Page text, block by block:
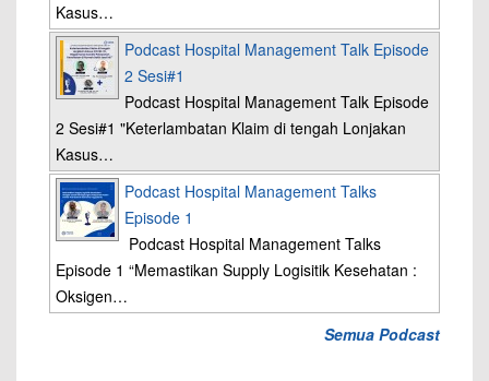
Kasus…
Podcast Hospital Management Talk Episode
2 Sesi#1
Podcast Hospital Management Talk Episode
2 Sesi#1 "Keterlambatan Klaim di tengah Lonjakan
Kasus…
Podcast Hospital Management Talks
Episode 1
Podcast Hospital Management Talks
Episode 1 “Memastikan Supply Logisitik Kesehatan :
Oksigen…
Semua Podcast